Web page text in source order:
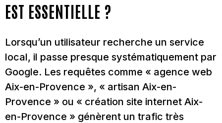
EST ESSENTIELLE ?
Lorsqu’un utilisateur recherche un service
local, il passe presque systématiquement par
Google. Les requêtes comme « agence web
Aix-en-Provence », « artisan Aix-en-
Provence » ou « création site internet Aix-
en-Provence » génèrent un trafic très